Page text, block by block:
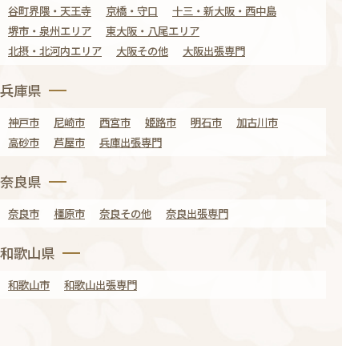
谷町界隈・天王寺
京橋・守口
十三・新大阪・西中島
堺市・泉州エリア
東大阪・八尾エリア
北摂・北河内エリア
大阪その他 大阪出張専門
兵庫県
神戸市 尼崎市 西宮市 姫路市 明石市
加古川市
高砂市
芦屋市 兵庫出張専門
奈良県
奈良市 橿原市 奈良その他 奈良出張専門
和歌山県
和歌山市 和歌山出張専門